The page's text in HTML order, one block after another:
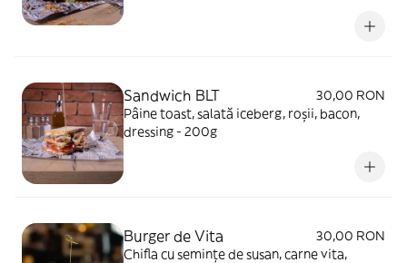
Sandwich BLT
30,00 RON
Pâine toast, salată iceberg, roșii, bacon,
dressing - 200g
Burger de Vita
30,00 RON
Chifla cu semințe de susan, carne vita,